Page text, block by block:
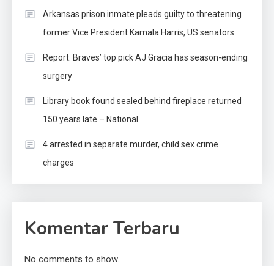
Arkansas prison inmate pleads guilty to threatening
former Vice President Kamala Harris, US senators
Report: Braves’ top pick AJ Gracia has season-ending
surgery
Library book found sealed behind fireplace returned
150 years late – National
4 arrested in separate murder, child sex crime
charges
Komentar Terbaru
No comments to show.